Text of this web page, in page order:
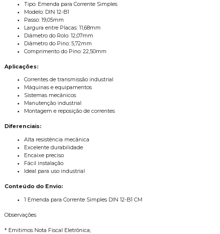
Tipo: Emenda para Corrente Simples
Modelo: DIN 12-B1
Passo: 19,05mm
Largura entre Placas: 11,68mm
Diâmetro do Rolo: 12,07mm
Diâmetro do Pino: 5,72mm
Comprimento do Pino: 22,50mm
Aplicações:
Correntes de transmissão industrial
Máquinas e equipamentos
Sistemas mecânicos
Manutenção industrial
Montagem e reposição de correntes
Diferenciais:
Alta resistência mecânica
Excelente durabilidade
Encaixe preciso
Fácil instalação
Ideal para uso industrial
Conteúdo do Envio:
1 Emenda para Corrente Simples DIN 12-B1 CM
Observações
* Emitimos Nota Fiscal Eletrônica;